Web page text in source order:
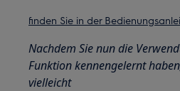
finden Sie in der
Nachdem Sie nun die
Funktion kennengelernt
vielleicht